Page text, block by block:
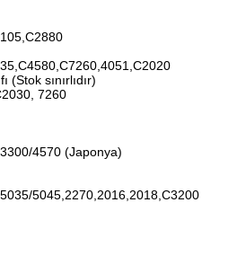
(Stok sınırlıdır)
7260
4570 (Japonya)
5045,2270,2016,2018,C3200